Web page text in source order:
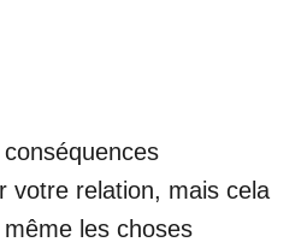
conséquences
votre relation, mais cela
les choses